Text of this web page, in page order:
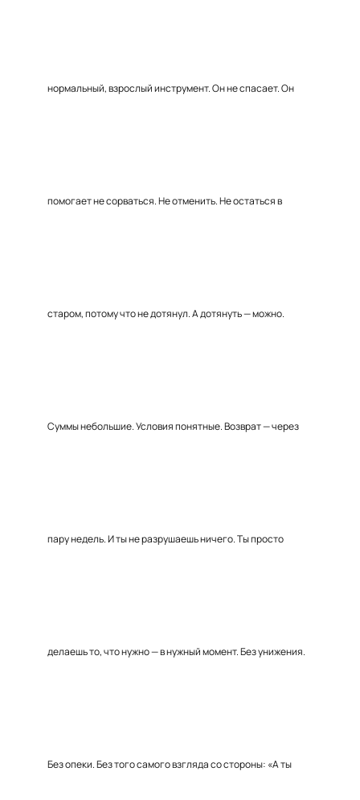
нормальный, взрослый инструмент. Он не спасает. Он
помогает не сорваться. Не отменить. Не остаться в
старом, потому что не дотянул. А дотянуть — можно.
Суммы небольшие. Условия понятные. Возврат — через
пару недель. И ты не разрушаешь ничего. Ты просто
делаешь то, что нужно — в нужный момент. Без унижения.
Без опеки. Без того самого взгляда со стороны: «А ты